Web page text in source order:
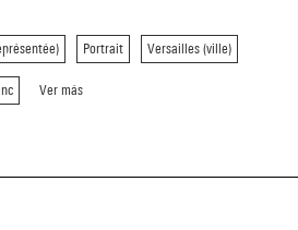
Portrait Versailles (ville)
Ver más